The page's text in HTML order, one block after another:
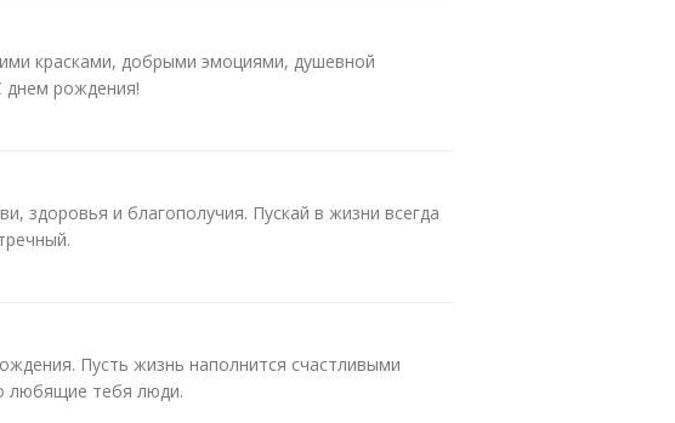
красками, добрыми эмоциями, душевной
днем рождения!
здоровья и благополучия. Пускай в жизни всегда
Пусть жизнь наполнится счастливыми
любящие тебя люди.